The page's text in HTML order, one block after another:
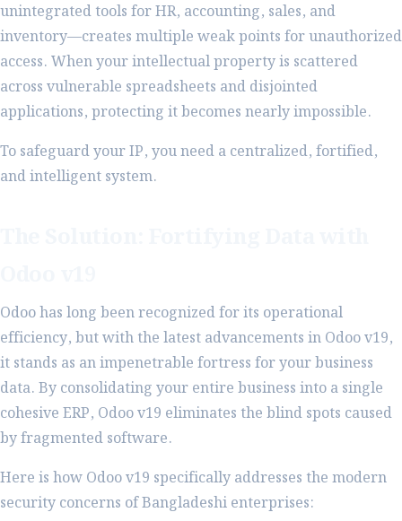
unintegrated tools for HR, accounting, sales, and
inventory—creates multiple weak points for unauthorized
access. When your intellectual property is scattered
across vulnerable spreadsheets and disjointed
applications, protecting it becomes nearly impossible.
To safeguard your IP, you need a centralized, fortified,
and intelligent system.
Odoo has long been recognized for its operational
efficiency, but with the latest advancements in Odoo v19,
it stands as an impenetrable fortress for your business
data. By consolidating your entire business into a single
cohesive ERP, Odoo v19 eliminates the blind spots caused
by fragmented software.
Here is how Odoo v19 specifically addresses the modern
security concerns of Bangladeshi enterprises: